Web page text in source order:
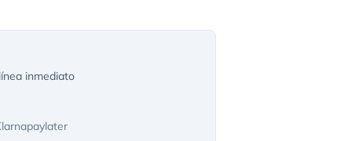
inmediato